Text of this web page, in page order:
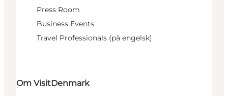
Press Room
Business Events
Travel Professionals (på engelsk)
Om VisitDenmark